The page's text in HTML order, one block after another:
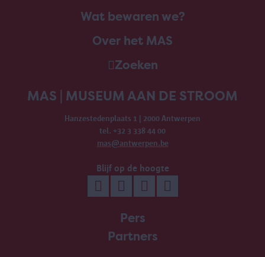
Wat bewaren we?
Over het MAS
Zoeken
MAS | MUSEUM AAN DE STROOM
Hanzestedenplaats 1 | 2000 Antwerpen
tel. +32 3 338 44 00
mas@antwerpen.be
Blijf op de hoogte
Pers
Partners